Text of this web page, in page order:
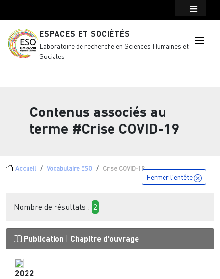
ESPACES ET SOCIÉTÉS
Laboratoire de recherche en Sciences Humaines et
Sociales
Contenus associés au
terme #Crise COVID-19
Fil d'Ariane
Accueil Vocabulaire ESO Crise COVID-19
Fermer l'entête
Nombre de résultats : 2
Publication Chapitre d'ouvrage
2022